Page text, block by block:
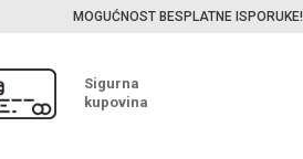
MOGUĆNOST BESPLATNE ISPORUKE!
Sigurna
kupovina